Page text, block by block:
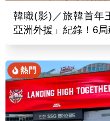
韓職(影)／旅韓首年
亞洲外援」紀錄！6
熱門